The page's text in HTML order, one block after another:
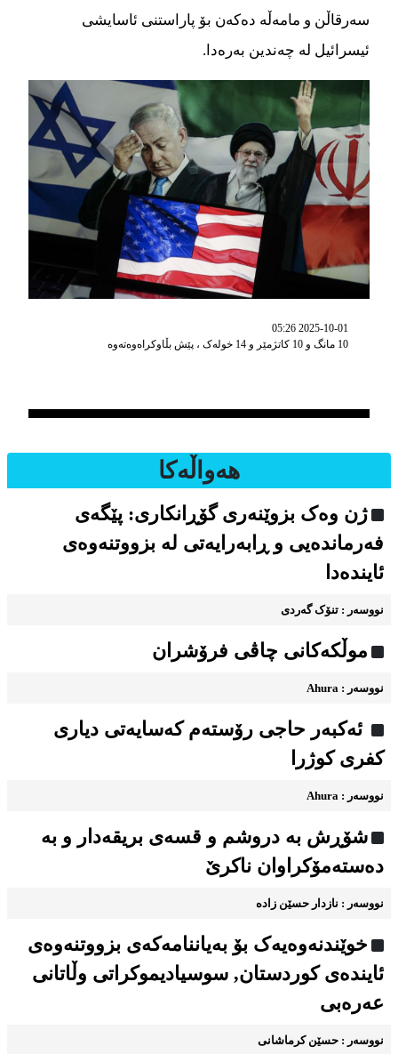
سەرقاڵن و مامەڵە دەکەن بۆ پاراستنی ئاسایشی
ئیسرائیل لە چەندین بەرەدا.
2025-10-01 05:26
10 مانگ و 10 کاتژمێر و 14 خوله‌ک ، پێش بڵاوکراه‌وه‌ته‌وه‌
هه‌واڵه‌کا
ژن وەک بزوێنەری گۆڕانکاری: پێگەی
فەرماندەیی و ڕابەرایەتی لە بزووتنەوەی
ئایندەدا
نووسه‌ر : تنۆک گەردی
موڵکەکانی چاڤی فرۆشران
نووسه‌ر : Ahura
ئەکبەر حاجی رۆستەم کەسایەتی دیاری
کفری کوژرا
نووسه‌ر : Ahura
شۆڕش به دروشم و قسه‌ی بریقه‌دار و به
ده‌سته‌مۆکراوان ناکرێ
نووسه‌ر : نازدار حسێن زاده
خوێندنه‌وه‌یه‌ک بۆ به‌یاننامه‌که‌ی بزووتنه‌وه‌ی
ئاینده‌ی کوردستان, سوسیادیموكراتی وڵاتانی
عەرەبی
نووسه‌ر : حسێن کرماشانی